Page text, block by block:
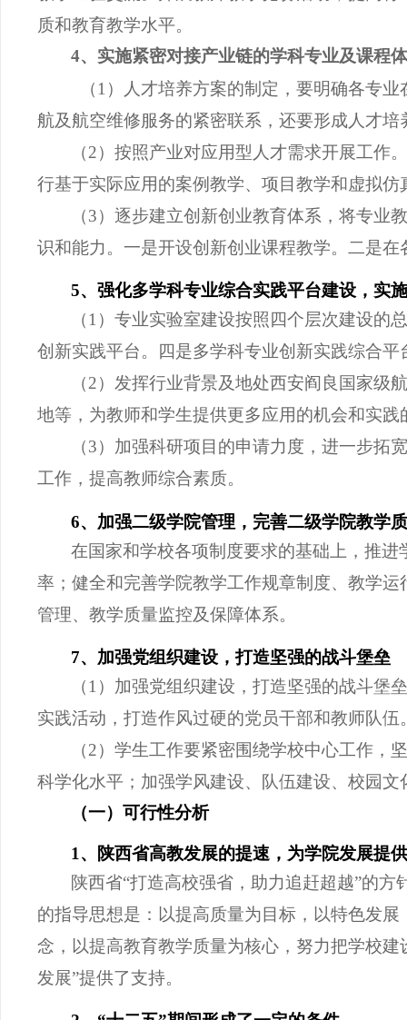
质和教育教学水平。
4、实施紧密对接产业链的学科专业及课程
（1）人才培养方案的制定，要明确各专
航及航空维修服务的紧密联系，还要形成人才
（2）按照产业对应用型人才需求开展工作
行基于实际应用的案例教学、项目教学和虚拟仿
（3）逐步建立创新创业教育体系，将专业
识和能力。一是开设创新创业课程教学。二是
5、强化多学科专业综合实践平台建设，实
（1）专业实验室建设按照四个层次建设的
创新实践平台。四是多学科专业创新实践综合平
（2）发挥行业背景及地处西安阎良国家级
地等，为教师和学生提供更多应用的机会和实践
（3）加强科研项目的申请力度，进一步拓
工作，提高教师综合素质。
6、加强二级学院管理，完善二级学院教学
在国家和学校各项制度要求的基础上，推
率；健全和完善学院教学工作规章制度、教学
管理、 教学质量监控及保障体系。
7、加强党组织建设，打造坚强的战斗堡垒
（1）加强党组织建设，打造坚强的战斗堡
实践活动，打造作风过硬的党员干部和教师队
（2）学生工作要紧密围绕学校中心工作，
科学化水平；加强学风建设、队伍建设、校园
（一）可行性分析
1、陕西省高教发展的提速，为学院发展提
陕西省“打造高校强省，助力追赶超越”的方
的指导思想是：以提高质量为目标，以特色发
念，以提高教育教学质量为核心，努力把学校
发展”提供了支持。